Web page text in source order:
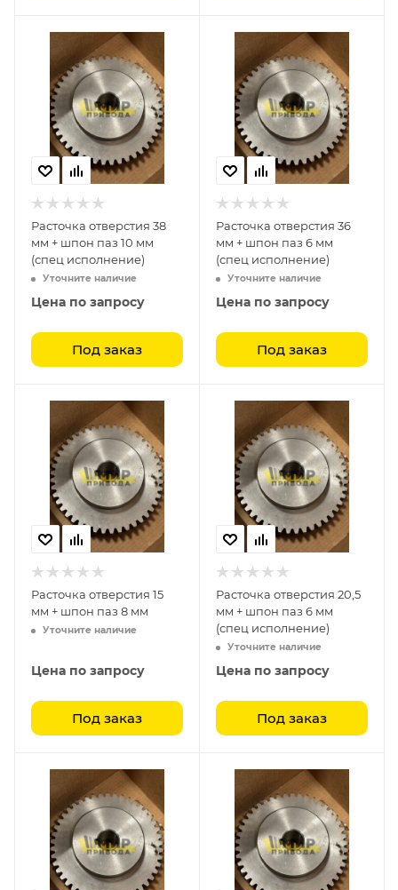
Расточка отверстия 38
мм + шпон паз 10 мм
(спец исполнение)
Уточните наличие
Цена по запросу
Под заказ
Расточка отверстия 36
мм + шпон паз 6 мм
(спец исполнение)
Уточните наличие
Цена по запросу
Под заказ
Расточка отверстия 15
мм + шпон паз 8 мм
Уточните наличие
Цена по запросу
Под заказ
Расточка отверстия 20,5
мм + шпон паз 6 мм
(спец исполнение)
Уточните наличие
Цена по запросу
Под заказ